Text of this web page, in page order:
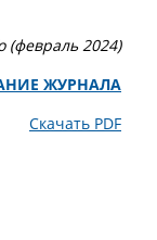
2024)
ЖУРНАЛА
Скачать PDF